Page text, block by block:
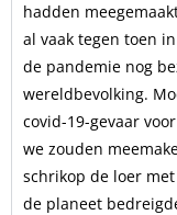
hadden
al vaak tegen toen
de pandemie nog
wereldbevolking.
covid-19-gevaar
we zouden
schrikop de loer
de planeet